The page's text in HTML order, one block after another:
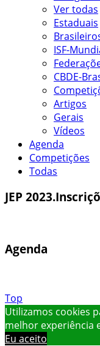
Ver todas
Estaduais
ISF-
CBDE-
Artigos
Gerais
Vídeos
Agenda
Competições
Todas
JEP
Agenda
Top
Utilizamos cookies
melhor experiência
Eu aceito